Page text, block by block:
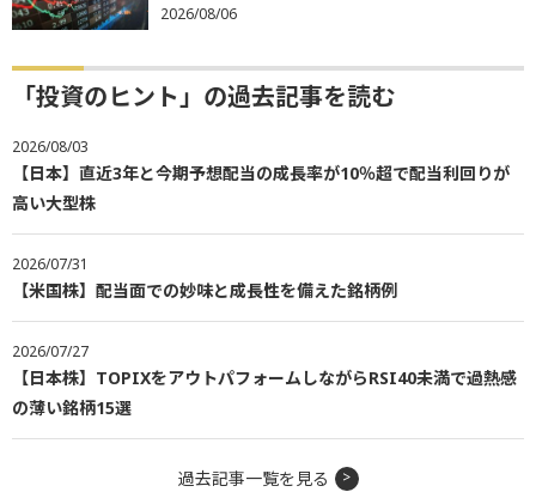
2026/08/06
「投資のヒント」の過去記事を読む
2026/08/03
【日本】直近3年と今期予想配当の成長率が10％超で配当利回りが
高い大型株
2026/07/31
【米国株】配当面での妙味と成長性を備えた銘柄例
2026/07/27
【日本株】TOPIXをアウトパフォームしながらRSI40未満で過熱感
の薄い銘柄15選
過去記事一覧を見る